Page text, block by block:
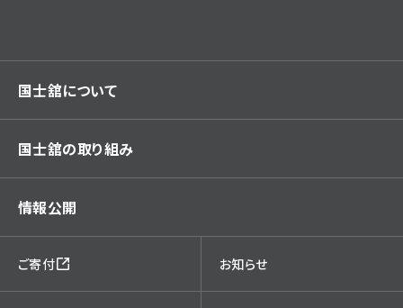
国士舘について
国士舘の取り組み
情報公開
ご寄付 お知らせ